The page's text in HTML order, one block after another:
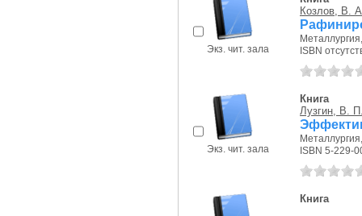
Экз. чит. зала
Козлов, В.
ISBN
Экз. чит. зала
Книга
Лузгин, В.
ISBN 5-229-
Книга